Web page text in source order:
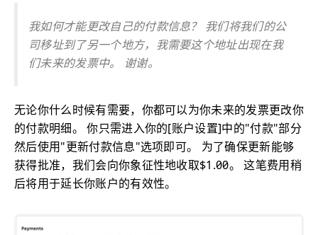
我如何才能更改自己的付款信息？ 我们将我们的公
司移址到了另一个地方，我需要这个地址出现在我
们未来的发票中。 谢谢。
无论你什么时候有需要，你都可以为你未来的发票更改你
的付款明细。 你只需进入你的[账户设置]中的"付款"部分
然后使用"更新付款信息"选项即可。 为了确保更新能够
获得批准，我们会向你象征性地收取$1.00。 这笔费用稍
后将用于延长你账户的有效性。